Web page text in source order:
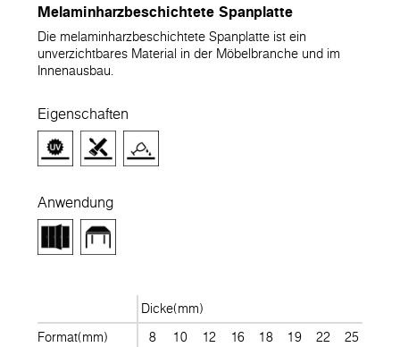
Melaminharzbeschichtete Spanplatte
Die melaminharzbeschichtete Spanplatte ist ein
unverzichtbares Material in der Möbelbranche und im
Innenausbau.
Eigenschaften
Anwendung
Dicke(mm)
Format(mm)
8 10 12 16 18 19 22 25